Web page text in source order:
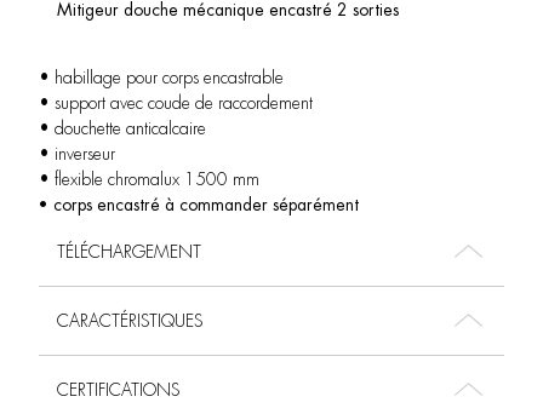
Mitigeur douche mécanique encastré 2 sorties
• habillage pour corps encastrable
• support avec coude de raccordement
• douchette anticalcaire
• inverseur
• flexible chromalux 1500 mm
• corps encastré à commander séparément
TÉLÉCHARGEMENT
CARACTÉRISTIQUES
CERTIFICATIONS